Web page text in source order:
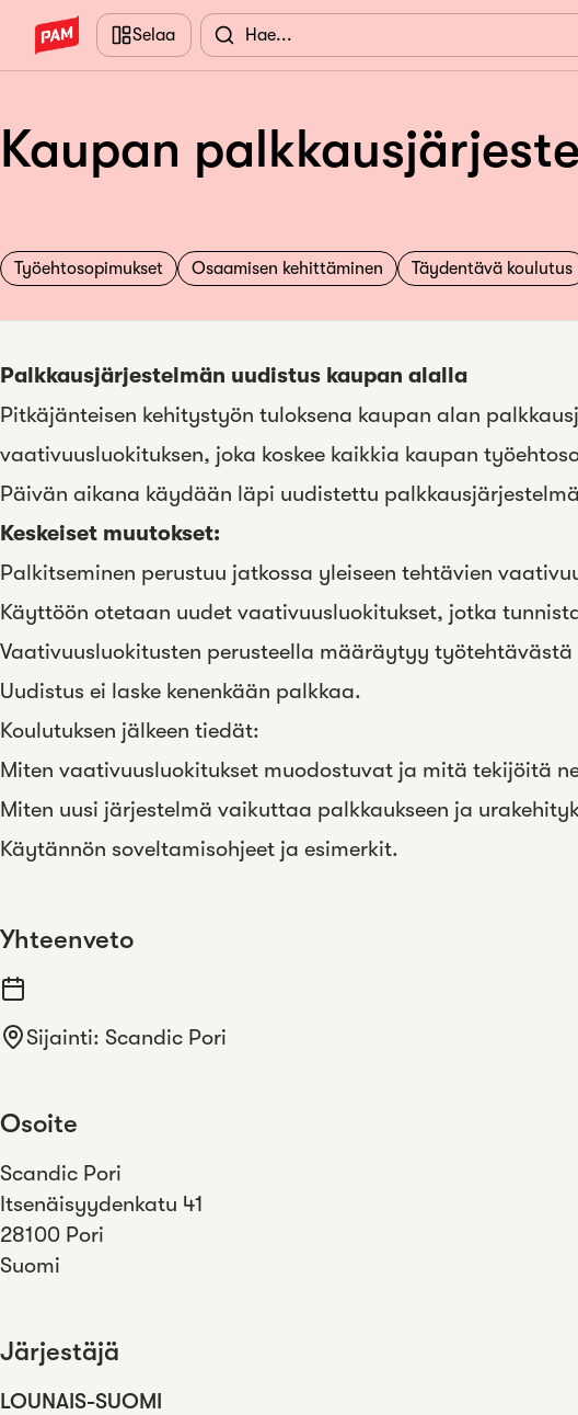
Siirry pääsisältöön
Selaa
Kaupan
Työehtosopimukset Osaamisen kehittäminen Täydentävä koulutus
Palkkausjärjestelmän uudistus kaupan alalla
Pitkäjänteisen kehitystyön tuloksena kaupan alan
vaativuusluokituksen, joka koskee kaikkia kaupan
Päivän aikana käydään läpi uudistettu
Keskeiset muutokset:
Palkitseminen perustuu jatkossa yleiseen tehtävien
Käyttöön otetaan uudet vaativuusluokitukset, jotka
Vaativuusluokitusten perusteella määräytyy
Uudistus ei laske kenenkään palkkaa.
Koulutuksen jälkeen tiedät:
Miten vaativuusluokitukset muodostuvat ja mitä tekijöitä
Miten uusi järjestelmä vaikuttaa palkkaukseen ja
Käytännön soveltamisohjeet ja esimerkit.
Yhteenveto
Sijainti: Scandic Pori
Osoite
Scandic Pori
Itsenäisyydenkatu 41
28100 Pori
Suomi
Järjestäjä
LOUNAIS-SUOMI